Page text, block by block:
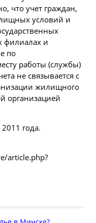
что учет граждан,
условий и
филиалах и
по
работы (службы)
не связывается с
жилищного
организацией
года.
article.php?